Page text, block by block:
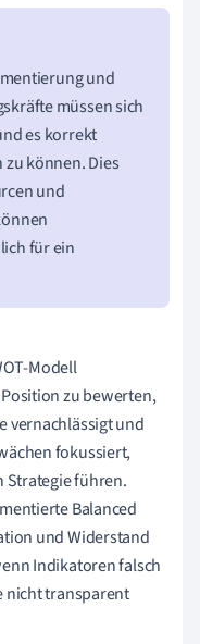
und
müssen sich
es korrekt
können. Dies
und
für ein
Modell
zu bewerten,
vernachlässigt und
fokussiert,
Strategie führen.
Balanced
und Widerstand
Indikatoren falsch
nicht transparent